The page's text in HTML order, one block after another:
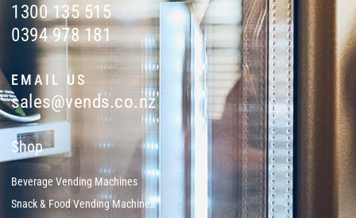
1300 135 515
0394 978 181
EMAIL US
sales@vends.co.nz
Shop
Beverage Vending Machines
Snack & Food Vending Machines